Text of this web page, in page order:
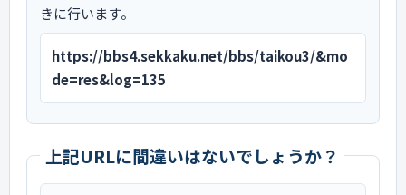
きに行います。
https://bbs4.sekkaku.net/bbs/taikou3/&mo
de=res&log=135
上記URLに間違いはないでしょうか？